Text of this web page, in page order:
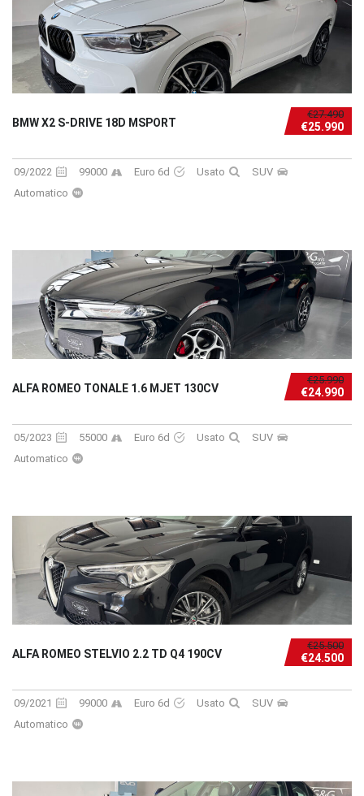
€27.490
€25.990
BMW X2 S-DRIVE 18D MSPORT
09/2022 99000 Euro 6d Usato
SUV
Automatico
€25.990
€24.990
ALFA ROMEO TONALE 1.6 MJET 130CV
05/2023 55000 Euro 6d Usato
SUV
Automatico
€25.500
€24.500
ALFA ROMEO STELVIO 2.2 TD Q4 190CV
09/2021 99000 Euro 6d Usato
SUV
Automatico